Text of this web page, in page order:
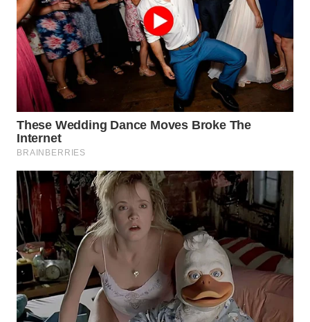
TEBING
TINGGI
WN
PAKPAK
WN
KARAWANG
BEKASI
WN
BOGOR
WN
DEPOK
WN